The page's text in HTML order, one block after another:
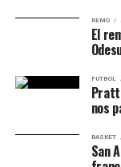
Jeremías
REMO
El
FUTBOL
nos
BASKET
San